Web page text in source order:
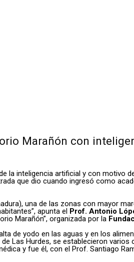
Marañón con
la inteligencia artificial y con motivo
que dio cuando ingresó como
una de las zonas con mayor
apunta el Prof. Antonio
Marañón”, organizada por la
de yodo en las aguas y en los
Las Hurdes, se establecieron
y fue él, con el Prof. Santiago